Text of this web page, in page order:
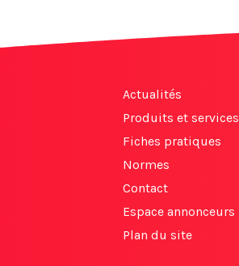
Actualités
Produits et services
Fiches pratiques
Normes
Contact
Espace annonceurs
Plan du site